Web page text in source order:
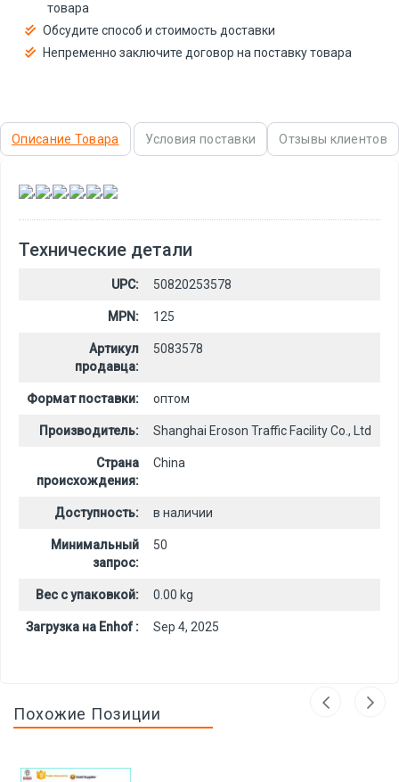
товара
Обсудите способ и стоимость доставки
Непременно заключите договор на поставку товара
Описание Товара Условия поставки Отзывы клиентов
, , , , ,
Технические детали
UPC: 50820253578
MPN: 125
Артикул
продавца:
5083578
Формат поставки: оптом
Производитель: Shanghai Eroson Traffic Facility Co., Ltd
Страна
происхождения:
China
Доступность: в наличии
Минимальный
запрос:
50
Вес с упаковкой: 0.00 kg
Загрузка на Enhof : Sep 4, 2025
Похожие Позиции